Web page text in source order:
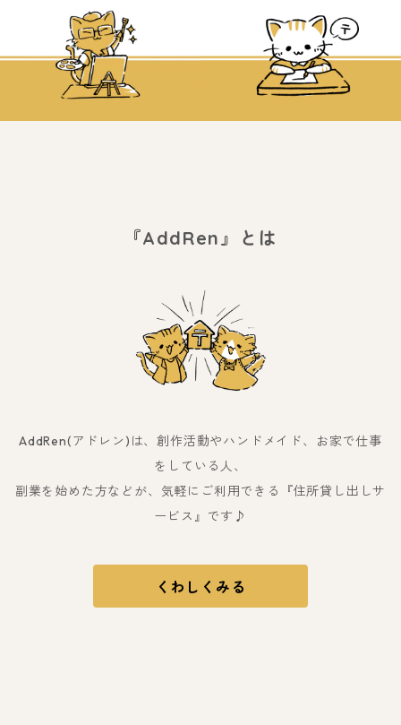
『AddRen』とは
AddRen(アドレン)は、創作活動やハンドメイド、お家で仕事
をしている人、
副業を始めた方などが、気軽にご利用できる『住所貸し出しサ
ービス』です♪
くわしくみる